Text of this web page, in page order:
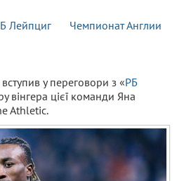
Лейпциг
Чемпионат Англии
у переговори з «РБ
вінгера цієї команди Яна
Athletic.